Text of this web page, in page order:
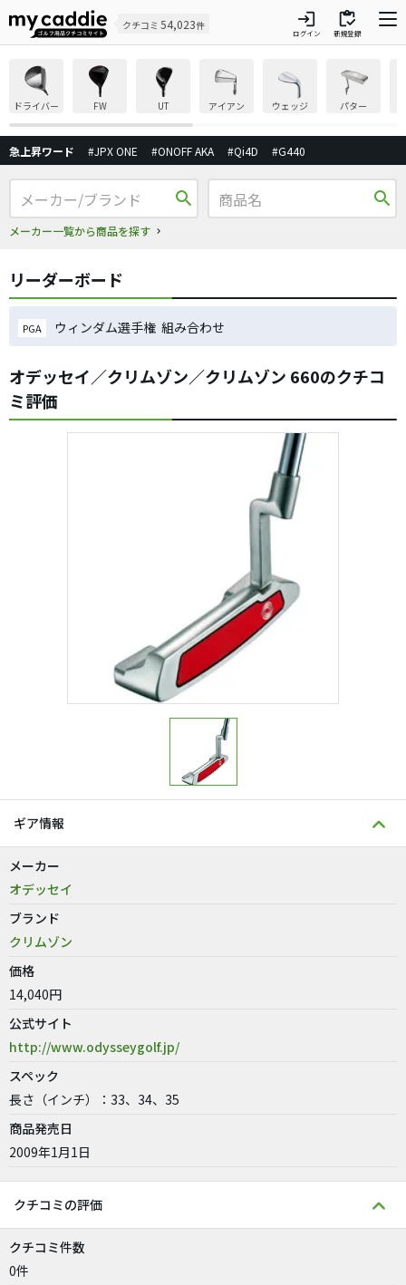
クチコミ 54,023件 login
ログイン
inventory
新規登録
ドライバー FW UT アイアン ウェッジ パター
急上昇ワード #JPX ONE #ONOFF AKA #Qi4D #G440
search
メーカー一覧から商品を探す
search
リーダーボード
PGA ウィンダム選手権 組み合わせ
オデッセイ／クリムゾン／クリムゾン 660のクチコ
ミ評価
ギア情報
メーカー
オデッセイ
ブランド
クリムゾン
価格
14,040円
公式サイト
http://www.odysseygolf.jp/
スペック
長さ（インチ）：33、34、35
商品発売日
2009年1月1日
クチコミの評価
クチコミ件数
0件